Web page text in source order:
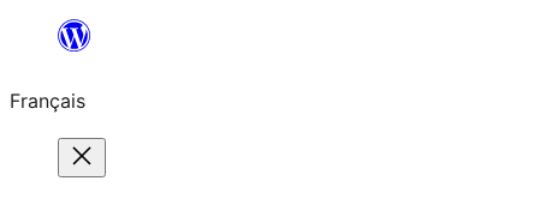
contenu
Français